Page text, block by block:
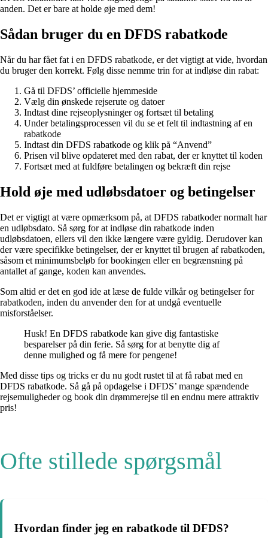
anden. Det er bare at holde øje med dem!
Sådan bruger du en DFDS rabatkode
Når du har fået fat i en DFDS rabatkode, er det vigtigt at vide, hvordan
du bruger den korrekt. Følg disse nemme trin for at indløse din rabat:
Gå til DFDS’ officielle hjemmeside
Vælg din ønskede rejserute og datoer
Indtast dine rejseoplysninger og fortsæt til betaling
Under betalingsprocessen vil du se et felt til indtastning af en
rabatkode
Indtast din DFDS rabatkode og klik på “Anvend”
Prisen vil blive opdateret med den rabat, der er knyttet til koden
Fortsæt med at fuldføre betalingen og bekræft din rejse
Hold øje med udløbsdatoer og betingelser
Det er vigtigt at være opmærksom på, at DFDS rabatkoder normalt har
en udløbsdato. Så sørg for at indløse din rabatkode inden
udløbsdatoen, ellers vil den ikke længere være gyldig. Derudover kan
der være specifikke betingelser, der er knyttet til brugen af rabatkoden,
såsom et minimumsbeløb for bookingen eller en begrænsning på
antallet af gange, koden kan anvendes.
Som altid er det en god ide at læse de fulde vilkår og betingelser for
rabatkoden, inden du anvender den for at undgå eventuelle
misforståelser.
Husk! En DFDS rabatkode kan give dig fantastiske
besparelser på din ferie. Så sørg for at benytte dig af
denne mulighed og få mere for pengene!
Med disse tips og tricks er du nu godt rustet til at få rabat med en
DFDS rabatkode. Så gå på opdagelse i DFDS’ mange spændende
rejsemuligheder og book din drømmerejse til en endnu mere attraktiv
pris!
Ofte stillede spørgsmål
Hvordan finder jeg en rabatkode til DFDS?